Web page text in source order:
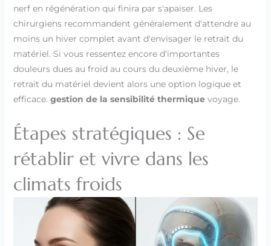
nerf en régénération qui finira par s'apaiser. Les
chirurgiens recommandent généralement d'attendre au
moins un hiver complet avant d'envisager le retrait du
matériel. Si vous ressentez encore d'importantes
douleurs dues au froid au cours du deuxième hiver, le
retrait du matériel devient alors une option logique et
efficace. gestion de la sensibilité thermiquevoyage.
Étapes stratégiques : Se
rétablir et vivre dans les
climats froids